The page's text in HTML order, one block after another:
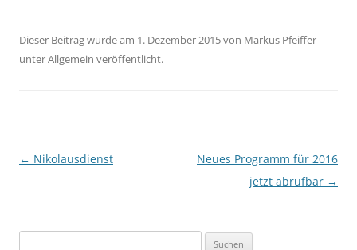
Dieser Beitrag wurde am 1. Dezember 2015von Markus Pfeiffer
unterAllgemein veröffentlicht.
Beitragsnavigation
← Nikolausdienst
Neues Programm für 2016
jetzt abrufbar →